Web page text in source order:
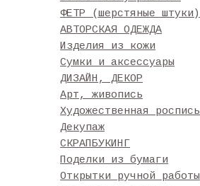
ФЕТР (шерстяные штуки)
АВТОРСКАЯ ОДЕЖДА
Изделия из кожи
Сумки и аксессуары
ДИЗАЙН, ДЕКОР
Арт, живопись
Художественная роспись
Декупаж
СКРАПБУКИНГ
Поделки из бумаги
Открытки ручной работы